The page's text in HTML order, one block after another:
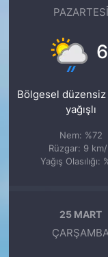
PAZARTESI
6
Bölgesel
yağışlı
Nem: %72
Rüzgar: 9
Yağış Olasılığı:
25 MART